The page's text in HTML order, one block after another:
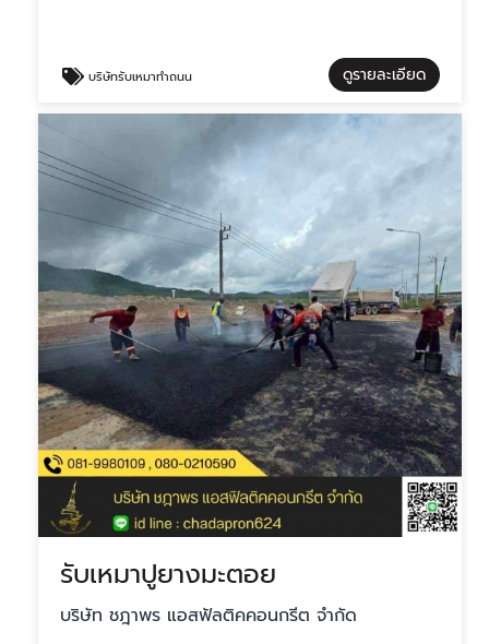
บริษัทรับเหมาทำถนน ดูรายละเอียด
รับเหมาปูยางมะตอย
บริษัท ชฎาพร แอสฟัลติคคอนกรีต จำกัด